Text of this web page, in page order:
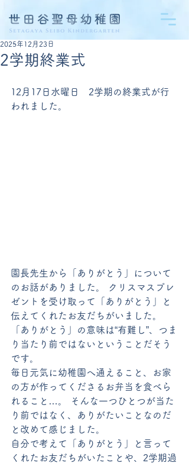
2学期終業式
2025年12月23日
12月17日水曜日　2学期の終業式が行
われました。
園長先生から「ありがとう」について
のお話がありました。 クリスマスプレ
ゼントを受け取って「ありがとう」と
伝えてくれたお友だちがいました。
「ありがとう」の意味は“有難し”、つま
り当たり前ではないということだそう
です。
毎日元気に幼稚園へ通えること、お家
の方が作ってくださるお弁当を食べら
れること…。 そんな一つひとつが当た
り前ではなく、ありがたいことなのだ
と改めて感じました。
自分で考えて「ありがとう」と言って
くれたお友だちがいたことや、2学期過